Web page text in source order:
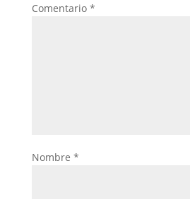
Comentario *
Nombre *